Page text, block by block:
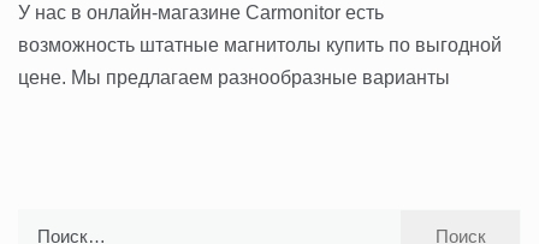
У нас в онлайн-магазине Carmonitor есть
возможность штатные магнитолы купить по выгодной
цене. Мы предлагаем разнообразные варианты